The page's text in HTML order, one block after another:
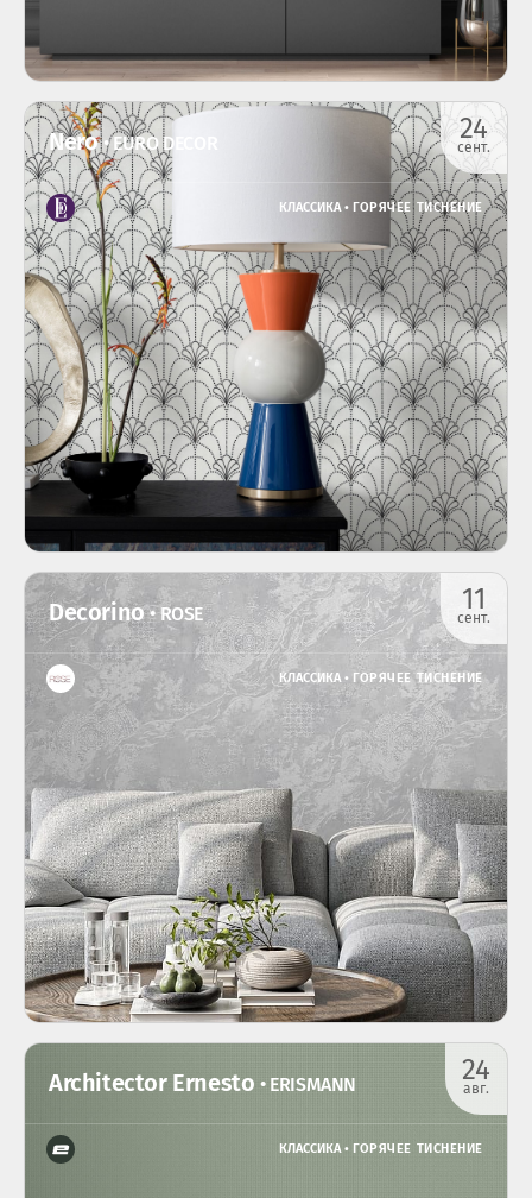
24
сент.
Nero• EURO DECOR
КЛАССИКА •ГОРЯЧЕЕ ТИСНЕНИЕ
11
сент.
Decorino• ROSE
КЛАССИКА • ГОРЯЧЕЕ ТИСНЕНИЕ
24
авг.
Architector Ernesto • ERISMANN
КЛАССИКА •ГОРЯЧЕЕ ТИСНЕНИЕ